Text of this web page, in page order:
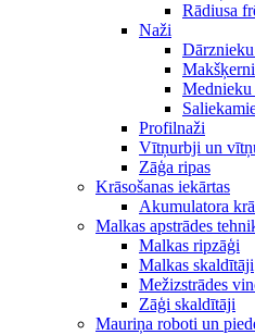
Rādiusa
Naži
Mednieku
Profilnaži
Vītņurbji un
Zāģa ripas
Krāsošanas iekārtas
Akumulatora
Malkas apstrādes
Malkas ripzāģi
Malkas skaldītāji
Mežizstrādes
Zāģi skaldītāji
Mauriņa roboti un